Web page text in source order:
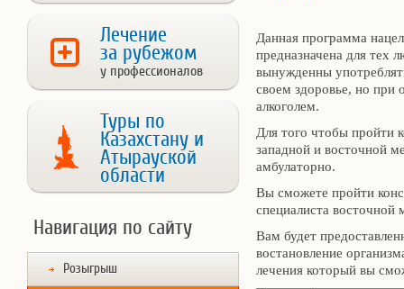
Лечение
за рубежом
у профессионалов
Туры по
Казахстану и
Атырауской
области
Навигация по сайту
Розыгрыш
Данная программа
предназначена для тех
вынужденны
своем здоровье, но при
алкоголем.
Для того чтобы пройти
западной и восточной
амбулаторно.
Вы сможете пройти
специалиста восточной
Вам будет
востановление
лечения который вы